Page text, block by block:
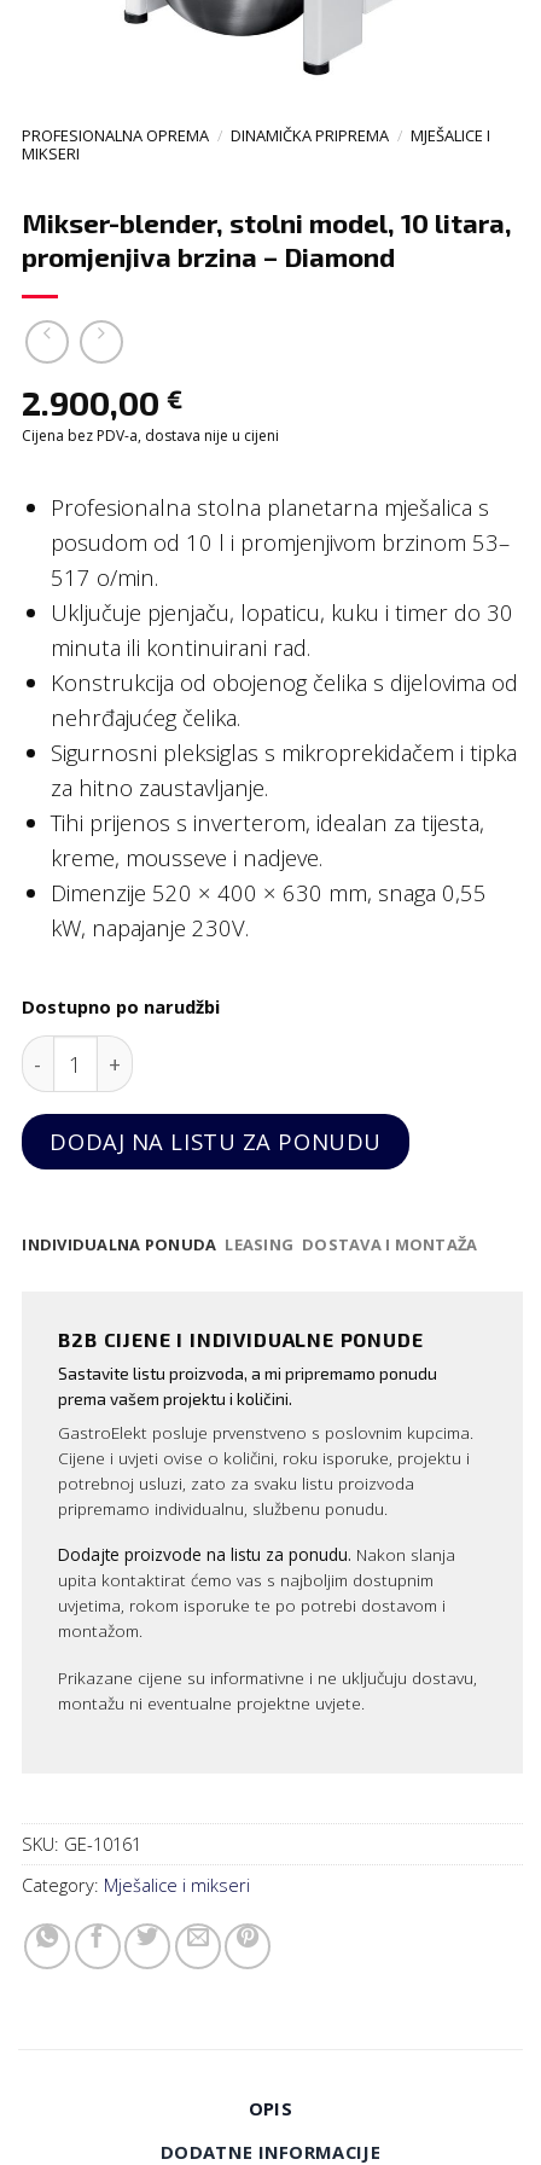
PROFESIONALNA OPREMA / DINAMIČKA PRIPREMA / MJEŠALICE I
MIKSERI
Mikser-blender, stolni model, 10 litara,
promjenjiva brzina – Diamond
2.900,00€
Cijena bez PDV-a, dostava nije u cijeni
Profesionalna stolna planetarna mješalica s
posudom od 10 l i promjenjivom brzinom 53–
517 o/min.
Uključuje pjenjaču, lopaticu, kuku i timer do 30
minuta ili kontinuirani rad.
Konstrukcija od obojenog čelika s dijelovima od
nehrđajućeg čelika.
Sigurnosni pleksiglas s mikroprekidačem i tipka
za hitno zaustavljanje.
Tihi prijenos s inverterom, idealan za tijesta,
kreme, mousseve i nadjeve.
Dimenzije 520 × 400 × 630 mm, snaga 0,55
kW, napajanje 230V.
Dostupno po narudžbi
Mikser-blender, stolni model, 10 litara,
DODAJ NA LISTU ZA PONUDU
INDIVIDUALNA PONUDA LEASING DOSTAVA I MONTAŽA
B2B CIJENE I INDIVIDUALNE PONUDE
Sastavite listu proizvoda, a mi pripremamo ponudu
prema vašem projektu i količini.
GastroElekt posluje prvenstveno s poslovnim kupcima.
Cijene i uvjeti ovise o količini, roku isporuke, projektu i
potrebnoj usluzi, zato za svaku listu proizvoda
pripremamo individualnu, službenu ponudu.
Dodajte proizvode na listu za ponudu. Nakon slanja
upita kontaktirat ćemo vas s najboljim dostupnim
uvjetima, rokom isporuke te po potrebi dostavom i
montažom.
Prikazane cijene su informativne i ne uključuju dostavu,
montažu ni eventualne projektne uvjete.
SKU: GE-10161
Category: Mješalice i mikseri
OPIS
DODATNE INFORMACIJE